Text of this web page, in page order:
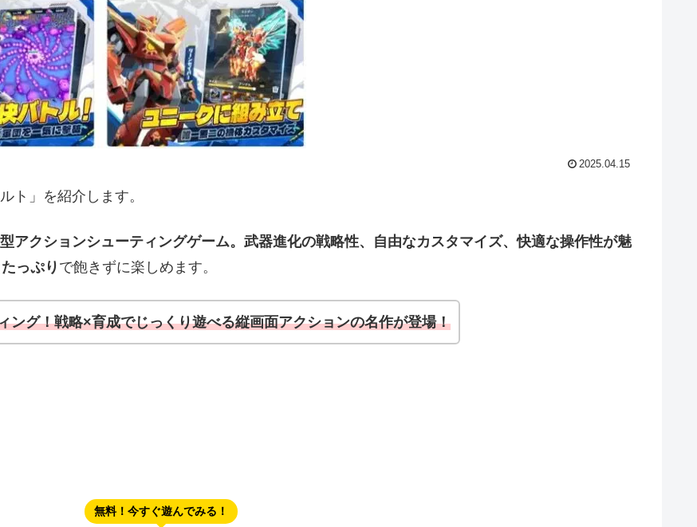
2025.04.15
ト」を紹介します。
アクションシューティングゲーム。武器進化の戦略性、自由なカスタマイズ、快適な操作性が魅
っぷり で飽きずに楽しめます。
ング！戦略×育成でじっくり遊べる縦画面アクションの名作が登場！
無料！今すぐ遊んでみる！